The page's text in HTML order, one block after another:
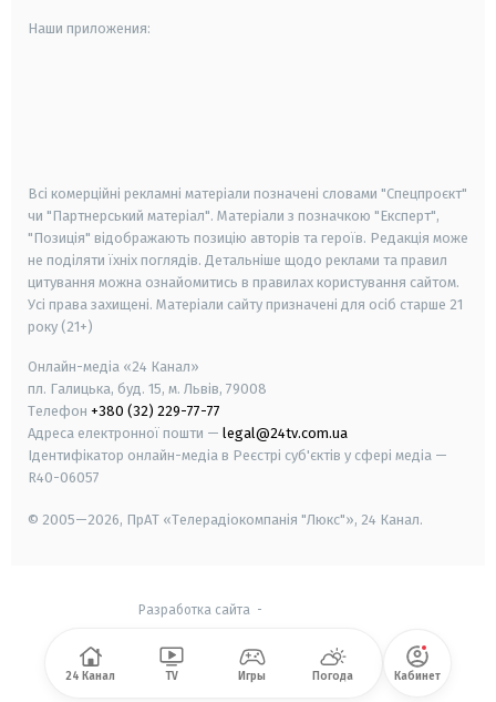
Наши приложения:
Всі комерційні рекламні матеріали позначені словами "Спецпроєкт"
чи "Партнерський матеріал". Матеріали з позначкою "Експерт",
"Позиція" відображають позицію авторів та героїв. Редакція може
не поділяти їхніх поглядів. Детальніше щодо реклами та правил
цитування можна ознайомитись в правилах користування сайтом.
Усі права захищені. Матеріали сайту призначені для осіб старше 21
року (21+)
Онлайн-медіа «24 Канал»
пл. Галицька, буд. 15, м. Львів, 79008
Телефон +380 (32) 229-77-77
Адреса електронної пошти — legal@24tv.com.ua
Ідентифікатор онлайн-медіа в Реєстрі суб'єктів у сфері медіа —
R40-06057
© 2005—2026, ПрАТ «Телерадіокомпанія "Люкс"», 24 Канал.
Разработка сайта -
24 Канал TV Игры Погода Кабинет